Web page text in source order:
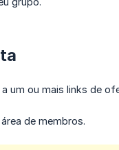
um ou mais links de
de membros.